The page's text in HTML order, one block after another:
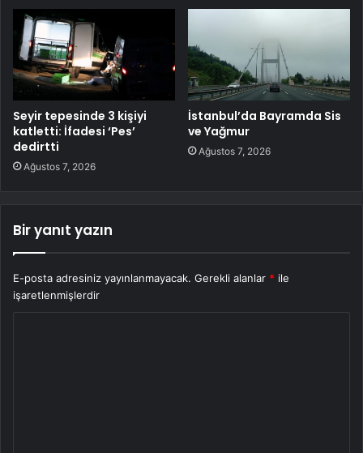
Seyir tepesinde 3 kişiyi
katletti: İfadesi ‘Pes’
dedirtti
Ağustos 7, 2026
İstanbul’da Bayramda Sis
ve Yağmur
Ağustos 7, 2026
Bir yanıt yazın
E-posta adresiniz yayınlanmayacak. Gerekli alanlar * ile
işaretlenmişlerdir